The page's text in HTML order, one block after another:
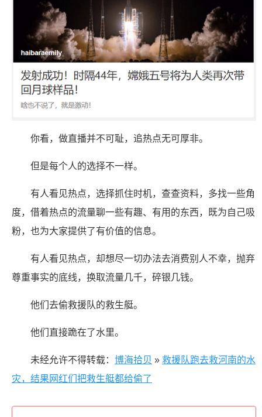
你看，做直播并不可耻，追热点无可厚非。
但是每个人的选择不一样。
有人看见热点，选择抓住时机，查查资料，多找一些角
度，借着热点的流量聊一些有趣、有用的东西，既为自己吸
粉，也为大家提供了有价值的信息。
有人看见热点，却想尽一切办法去消费别人不幸，抛弃
尊重事实的底线，换取流量几千，碎银几钱。
他们去偷救援队的救生艇。
他们直接跪在了水里。
未经允许不得转载： 博海拾贝 » 救援队跑去救河南的水
灾，结果网红们把救生艇都给偷了